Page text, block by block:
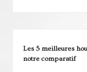
Les 5 meilleures
notre comparatif